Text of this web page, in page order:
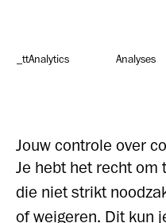
_ttAnalytics Analyses
Jouw controle over
Je hebt het recht om
die niet strikt
of weigeren. Dit kun